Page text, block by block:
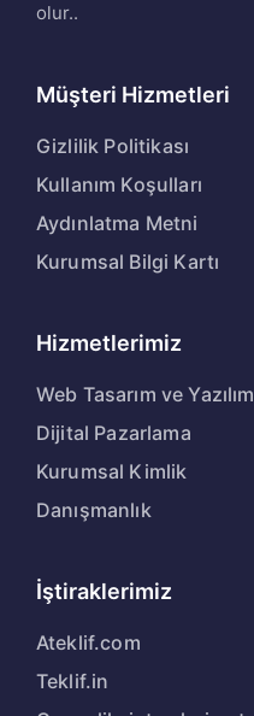
olur..
Müşteri Hizmetleri
Gizlilik Politikası
Kullanım Koşulları
Aydınlatma Metni
Kurumsal Bilgi Kartı
Hizmetlerimiz
Web Tasarım ve Yazılım
Dijital Pazarlama
Kurumsal Kimlik
Danışmanlık
İştiraklerimiz
Ateklif.com
Teklif.in